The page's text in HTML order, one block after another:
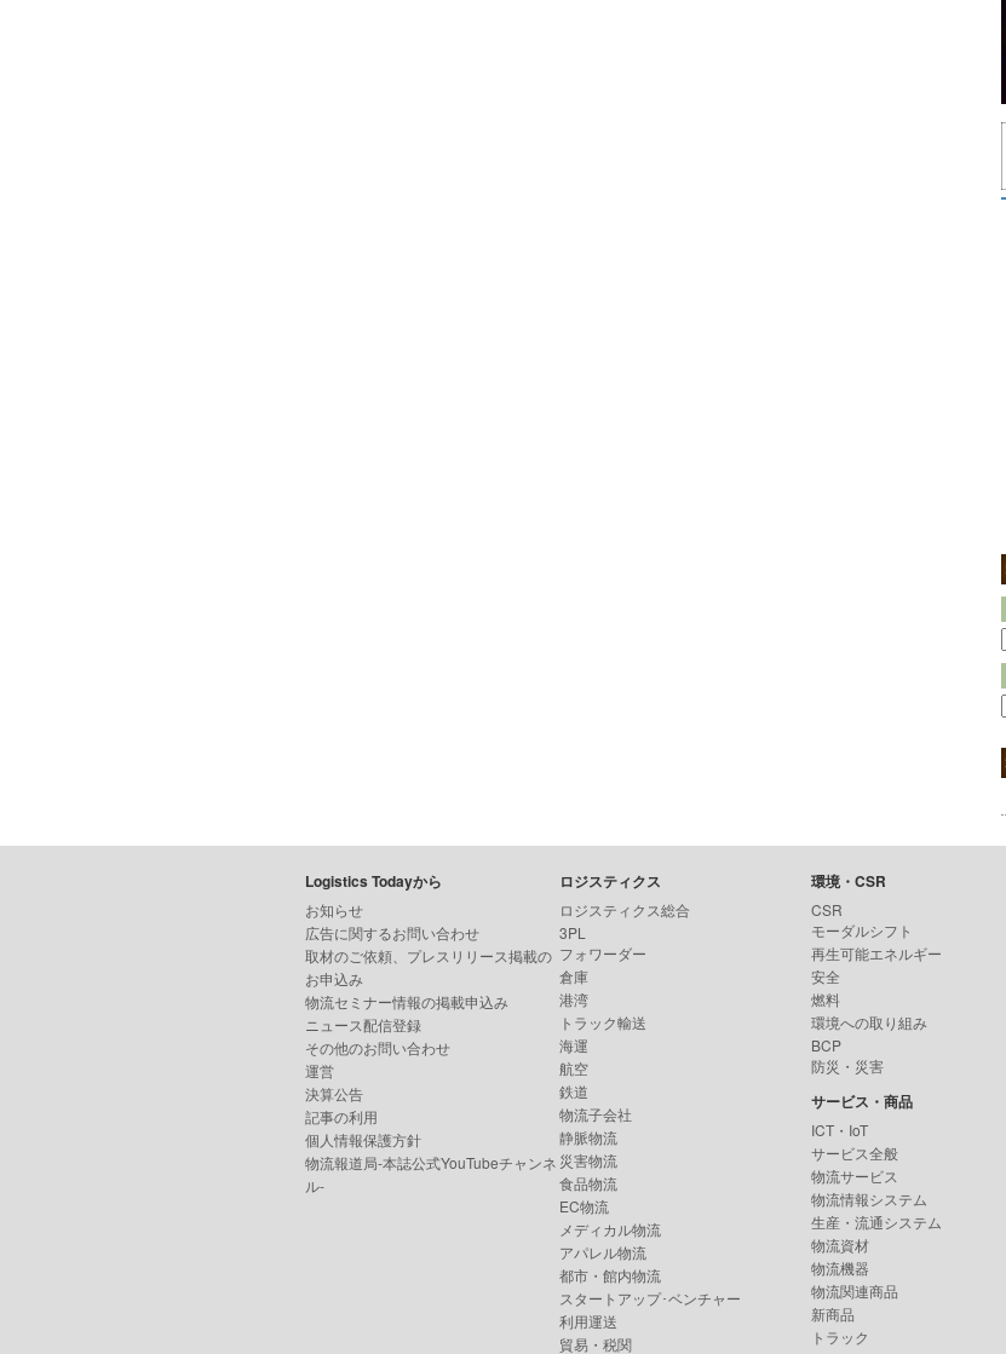
Logistics Todayから
お知らせ
広告に関するお問い合わせ
取材のご依頼、プレスリリース掲載の
お申込み
物流セミナー情報の掲載申込み
ニュース配信登録
その他のお問い合わせ
運営
決算公告
記事の利用
個人情報保護方針
物流報道局-本誌公式YouTubeチャンネ
ル-
ロジスティクス
ロジスティクス総合
3PL
フォワーダー
倉庫
港湾
トラック輸送
海運
航空
鉄道
物流子会社
静脈物流
災害物流
食品物流
EC物流
メディカル物流
アパレル物流
都市・館内物流
スタートアップ･ベンチャー
利用運送
貿易・税関
環境・CSR
CSR
モーダルシフト
再生可能エネルギー
安全
燃料
環境への取り組み
BCP
防災・災害
サービス・商品
ICT・IoT
サービス全般
物流サービス
物流情報システム
生産・流通システム
物流資材
物流機器
物流関連商品
新商品
トラック